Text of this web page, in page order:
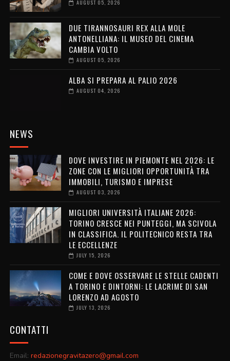
AUGUST 05, 2026
DUE TIRANNOSAURI REX ALLA MOLE
ANTONELLIANA: IL MUSEO DEL CINEMA
CAMBIA VOLTO
AUGUST 05, 2026
ALBA SI PREPARA AL PALIO 2026
AUGUST 04, 2026
NEWS
DOVE INVESTIRE IN PIEMONTE NEL 2026: LE
ZONE CON LE MIGLIORI OPPORTUNITÀ TRA
IMMOBILI, TURISMO E IMPRESE
AUGUST 03, 2026
MIGLIORI UNIVERSITÀ ITALIANE 2026:
TORINO CRESCE NEI PUNTEGGI, MA SCIVOLA
IN CLASSIFICA. IL POLITECNICO RESTA TRA
LE ECCELLENZE
JULY 15, 2026
COME E DOVE OSSERVARE LE STELLE CADENTI
A TORINO E DINTORNI: LE LACRIME DI SAN
LORENZO AD AGOSTO
JULY 13, 2026
CONTATTI
Email: redazionegravitazero@gmail.com